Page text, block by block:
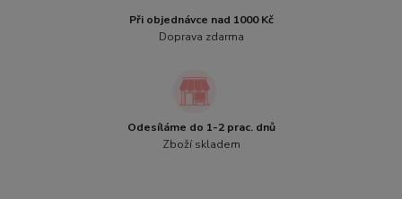
Při objednávce nad 1000 Kč
Doprava zdarma
Odesíláme do 1-2 prac. dnů
Zboží skladem